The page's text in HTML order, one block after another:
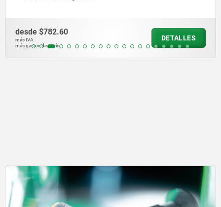
desde$10,208.19
más IVA.
más gastos de envío
DETALLES